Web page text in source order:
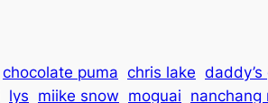
chocolate puma chris lake daddy’s
lys miike snow moguai nanchang